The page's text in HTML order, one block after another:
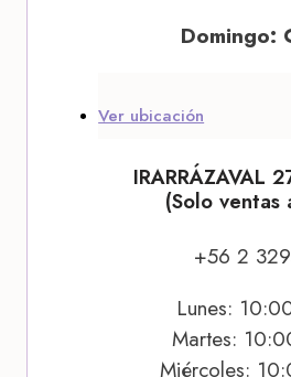
Domingo:
Ver ubicación
IRARRÁZAVAL
(Solo
+56 2
Lunes:
Martes:
Miércoles: